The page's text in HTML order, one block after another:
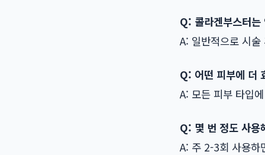
Q: 콜라겐부스터는
A: 일반적으로 시
Q: 어떤 피부에 더
A: 모든 피부 타입
Q: 몇 번 정도 사용
A: 주 2-3회 사용하